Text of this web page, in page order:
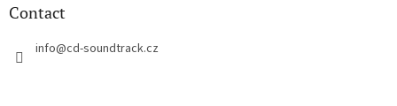
Contact
info@cd-soundtrack.cz